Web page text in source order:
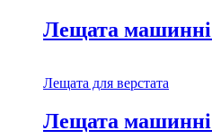
Лещата машинні
Лещата для верстата
Лещата машинні